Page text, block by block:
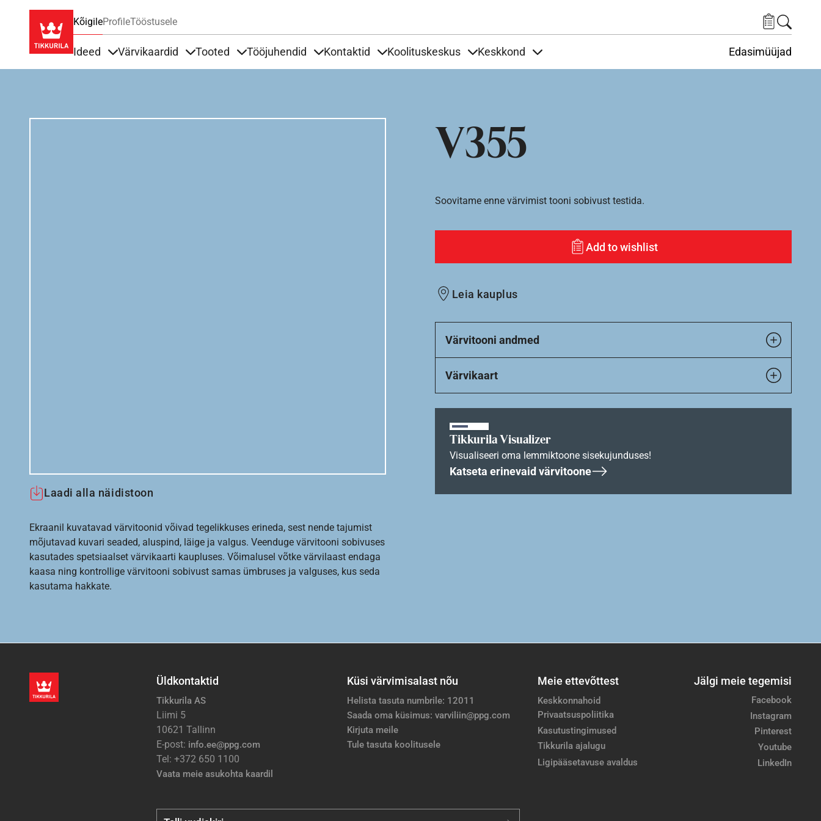
KõigileProfileTööstusele
Ideed Värvikaardid Tooted Tööjuhendid Kontaktid Koolituskeskus Keskkond Edasimüüjad
V355
Laadi alla näidistoon
Ekraanil kuvatavad värvitoonid võivad tegelikkuses erineda, sest nende tajumist
mõjutavad kuvari seaded, aluspind, läige ja valgus. Veenduge värvitooni sobivuses
kasutades spetsiaalset värvikaarti kaupluses. Võimalusel võtke värvilaast endaga
kaasa ning kontrollige värvitooni sobivust samas ümbruses ja valguses, kus seda
kasutama hakkate.
Soovitame enne värvimist tooni sobivust testida.
Add to wishlist
Leia kauplus
Värvitooni andmed
Värvikaart
Tikkurila Visualizer
Visualiseeri oma lemmiktoone sisekujunduses!
Katseta erinevaid värvitoone
Üldkontaktid
Tikkurila AS
Liimi 5
10621 Tallinn
E-post: info.ee@ppg.com
Tel: +372 650 1100
Vaata meie asukohta kaardil
Küsi värvimisalast nõu
Helista tasuta numbrile: 12011
Saada oma küsimus: varviliin@ppg.com
Kirjuta meile
Tule tasuta koolitusele
Meie ettevõttest
Keskkonnahoid
Privaatsuspoliitika
Kasutustingimused
Tikkurila ajalugu
Ligipääsetavuse avaldus
Jälgi meie tegemisi
Facebook
Instagram
Pinterest
Youtube
LinkedIn